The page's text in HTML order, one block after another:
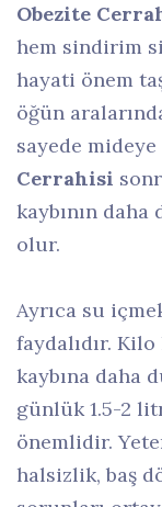
Obezite
hem sindirim
hayati önem
öğün
sayede
Cerrahisi
kaybının
olur.
Ayrıca su
faydalıdır.
kaybına daha
günlük 1.5-2
önemlidir.
halsizlik, baş